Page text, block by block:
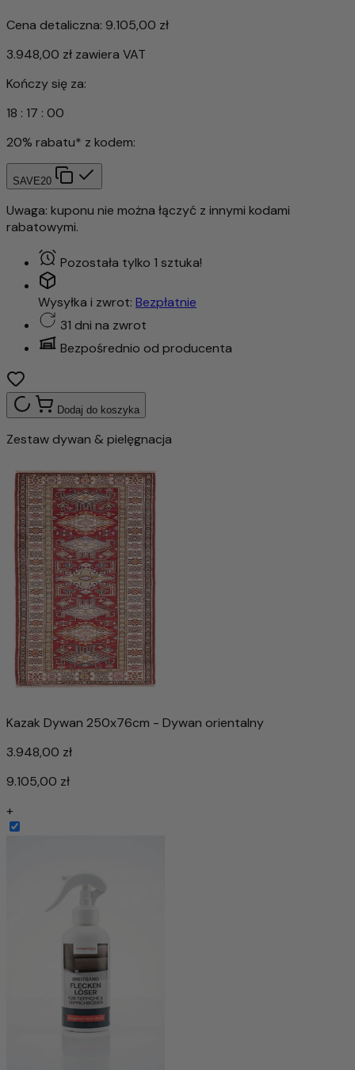
Cena detaliczna: 9.105,00 zł
3.948,00 zł zawiera VAT
Kończy się za:
18 : 16 : 57
20% rabatu* z kodem:
SAVE20
Uwaga: kuponu nie można łączyć z innymi kodami
rabatowymi.
Pozostała tylko 1 sztuka!
Wysyłka i zwrot: Bezpłatnie
31 dni na zwrot
Bezpośrednio od producenta
Dodaj do koszyka
Zestaw dywan & pielęgnacja
Kazak Dywan 250x76cm - Dywan orientalny
3.948,00 zł
9.105,00 zł
+